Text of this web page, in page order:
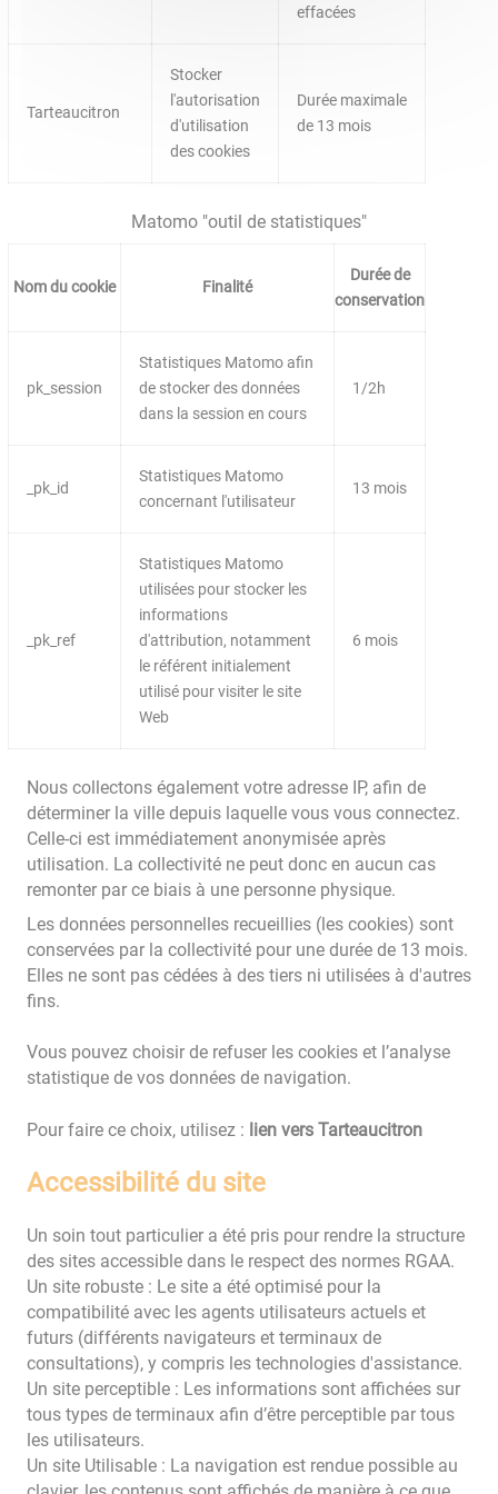
effacées
Tarteaucitron
Stocker
l'autorisation
d'utilisation
des cookies
Durée maximale
de 13 mois
Matomo "outil de statistiques"
Nom du cookie Finalité
Durée de
conservation
pk_session
Statistiques Matomo afin
de stocker des données
dans la session en cours
1/2h
_pk_id
Statistiques Matomo
concernant l'utilisateur
13 mois
_pk_ref
Statistiques Matomo
utilisées pour stocker les
informations
d'attribution, notamment
le référent initialement
utilisé pour visiter le site
Web
6 mois
Nous collectons également votre adresse IP, afin de
déterminer la ville depuis laquelle vous vous connectez.
Celle-ci est immédiatement anonymisée après
utilisation. La collectivité ne peut donc en aucun cas
remonter par ce biais à une personne physique.
Les données personnelles recueillies (les cookies) sont
conservées par la collectivité pour une durée de 13 mois.
Elles ne sont pas cédées à des tiers ni utilisées à d'autres
fins.
Vous pouvez choisir de refuser les cookies et l’analyse
statistique de vos données de navigation.
Pour faire ce choix, utilisez : lien vers Tarteaucitron
Accessibilité du site
Un soin tout particulier a été pris pour rendre la structure
des sites accessible dans le respect des normes RGAA.
Un site robuste : Le site a été optimisé pour la
compatibilité avec les agents utilisateurs actuels et
futurs (différents navigateurs et terminaux de
consultations), y compris les technologies d'assistance.
Un site perceptible : Les informations sont affichées sur
tous types de terminaux afin d’être perceptible par tous
les utilisateurs.
Un site Utilisable : La navigation est rendue possible au